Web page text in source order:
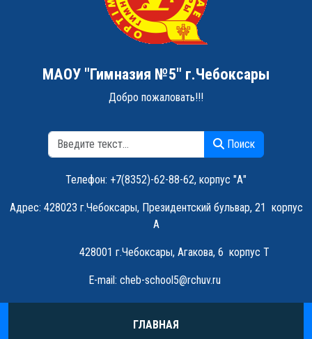
МАОУ "Гимназия №5" г.Чебоксары
Добро пожаловать!!!
Поиск
Телефон: +7(8352)-62-88-62, корпус "А"
Адрес: 428023 г.Чебоксары, Президентский бульвар, 21 корпус
А
428001 г.Чебоксары, Агакова, 6 корпус Т
E-mail: cheb-school5@rchuv.ru
ГЛАВНАЯ